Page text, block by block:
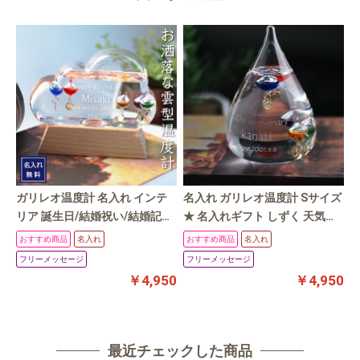
ガリレオ温度計 名入れ インテ
リア 誕生日/結婚祝い/結婚記念
日/新築祝い 気温 天気 玄関イン
テリア ガリレオクラウド
おすすめ商品 名入れ
フリーメッセージ
￥4,950
名入れ ガリレオ温度計 Sサイズ
★ 名入れギフト しずく 天気予
報 気象計 インテリア ★ 誕生日
結婚祝い 周年祝い 新築祝い ネ
ーム 名前入れ 刻印
おすすめ商品 名入れ
フリーメッセージ
￥4,950
最近チェックした商品